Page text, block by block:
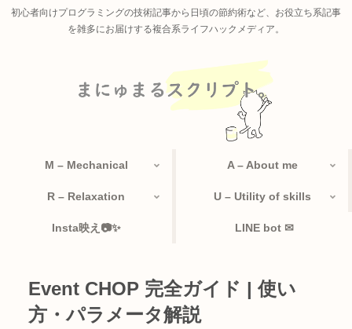
初心者向けプログラミングの技術記事から日頃の節約術など、お役立ち系記事
を雑多にお届けする複合系ライフハックメディア。
M – Mechanical A – About me
R – Relaxation U – Utility of skills
Insta映え📷✨ LINE bot ✉
Event CHOP 完全ガイド | 使い
方・パラメータ解説